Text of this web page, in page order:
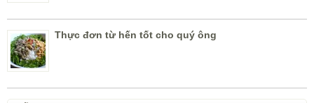
Thực đơn từ hến tốt cho quý ông